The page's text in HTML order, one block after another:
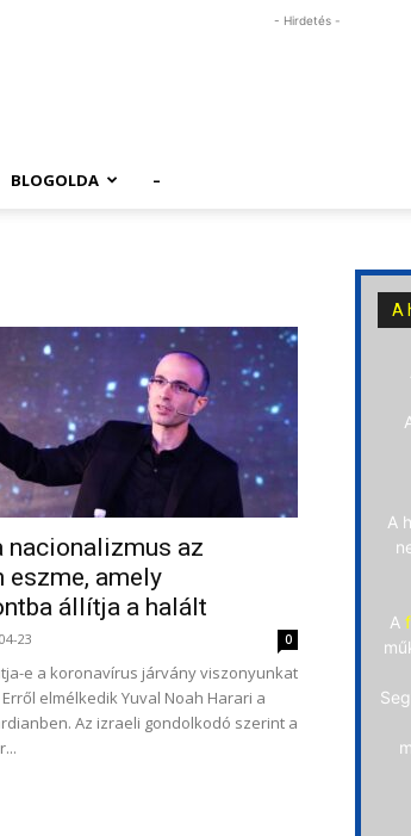
- Hirdetés -
BLOGOLDA –
nacionalizmus az
eszme, amely
állítja a halált
23 0
e a koronavírus járvány viszonyunkat
elmélkedik Yuval Noah Harari a
Az izraeli gondolkodó szerint a
A
A
A